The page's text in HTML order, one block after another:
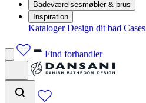
Badeværelsesmøbler & brus
Inspiration
Kataloger Design dit bad Cases
Find forhandler